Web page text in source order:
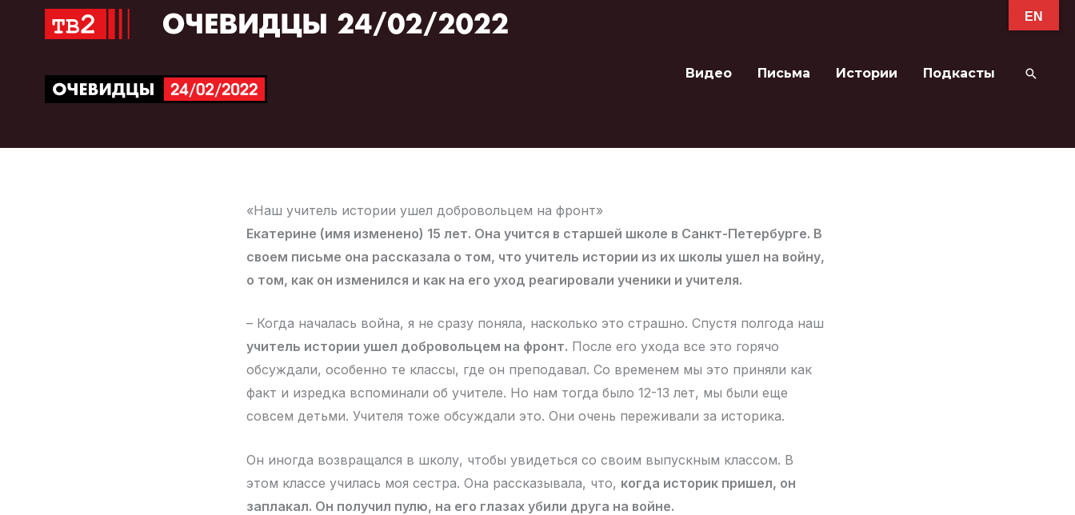
Перейти
Видео Письма Истории Подкасты Поиск
«Наш учитель истории ушел добровольцем на фронт»
Екатерине (имя изменено) 15 лет. Она учится в старшей школе в Санкт-Петербурге. В
своем письме она рассказала о том, что учитель истории из их школы ушел на войну,
о том, как он изменился и как на его уход реагировали ученики и учителя.
– Когда началась война, я не сразу поняла, насколько это страшно. Спустя полгода наш
учитель истории ушел добровольцем на фронт. После его ухода все это горячо
обсуждали, особенно те классы, где он преподавал. Со временем мы это приняли как
факт и изредка вспоминали об учителе. Но нам тогда было 12-13 лет, мы были еще
совсем детьми. Учителя тоже обсуждали это. Они очень переживали за историка.
Он иногда возвращался в школу, чтобы увидеться со своим выпускным классом. В
этом классе училась моя сестра. Она рассказывала, что, когда историк пришел, он
заплакал. Он получил пулю, на его глазах убили друга на войне.
EN